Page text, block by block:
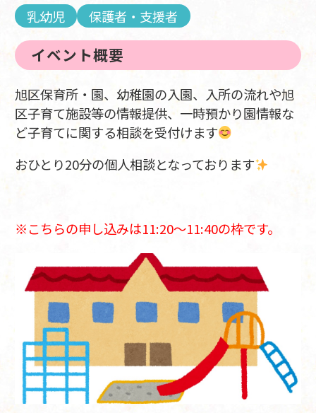
乳幼児 保護者・支援者
イベント概要
旭区保育所・園、幼稚園の入園、入所の流れや旭
区子育て施設等の情報提供、一時預かり園情報な
ど子育てに関する相談を受付けます
おひとり20分の個人相談となっております
※こちらの申し込みは11:20～11:40の枠です。